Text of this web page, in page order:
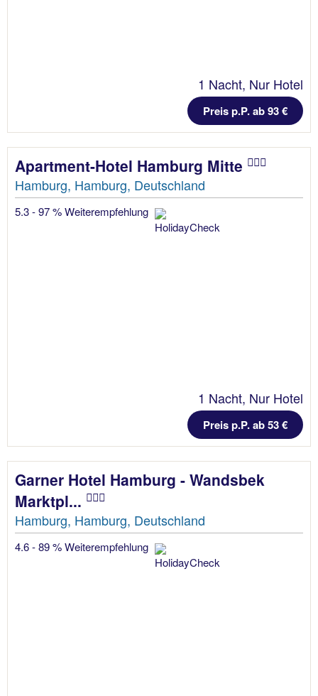
1 Nacht, Nur Hotel
Preis p.P. ab 93 €
Apartment-Hotel Hamburg Mitte
Hamburg, Hamburg, Deutschland
5.3 - 97 % Weiterempfehlung
1 Nacht, Nur Hotel
Preis p.P. ab 53 €
Garner Hotel Hamburg - Wandsbek
Marktpl...
Hamburg, Hamburg, Deutschland
4.6 - 89 % Weiterempfehlung